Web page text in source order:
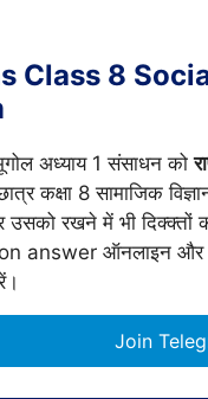
Class 8
अध्याय 1 संसाधन को
कक्षा 8 सामाजिक
उसको रखने में भी
answer ऑनलाइन और
Join